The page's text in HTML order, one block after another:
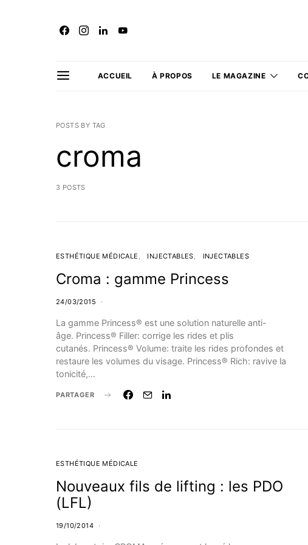
ACCUEIL À PROPOS LE MAGAZINE
POSTS BY TAG
croma
3 POSTS
ESTHÉTIQUE MÉDICALE INJECTABLES INJECTABLES
Croma : gamme Princess
24/03/2015
La gamme Princess® est une solution naturelle anti-
âge. Princess® Filler: corrige les rides et plis
cutanés. Princess® Volume: traite les rides profondes et
restaure les volumes du visage. Princess® Rich: ravive la
tonicité,…
PARTAGER
ESTHÉTIQUE MÉDICALE
Nouveaux fils de lifting : les PDO
(LFL)
19/10/2014